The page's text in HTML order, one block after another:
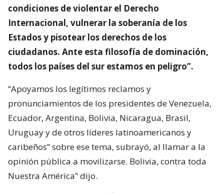
condiciones de violentar el Derecho
Internacional, vulnerar la soberanía de los
Estados y pisotear los derechos de los
ciudadanos. Ante esta filosofía de dominación,
todos los países del sur estamos en peligro”.
“Apoyamos los legítimos reclamos y
pronunciamientos de los presidentes de Venezuela,
Ecuador, Argentina, Bolivia, Nicaragua, Brasil,
Uruguay y de otros líderes latinoamericanos y
caribeños” sobre ese tema, subrayó, al llamar a la
opinión pública a movilizarse. Bolivia, contra toda
Nuestra América” dijo.